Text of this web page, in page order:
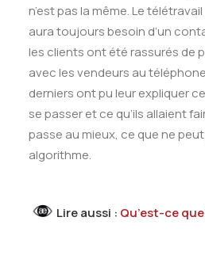
n’est pas la même. Le
aura toujours besoin d’un
les clients ont été rassurés de
avec les vendeurs au
derniers ont pu leur expliquer
se passer et ce qu’ils allaient
passe au mieux, ce que ne
algorithme.
Lire aussi : Qu’est-ce